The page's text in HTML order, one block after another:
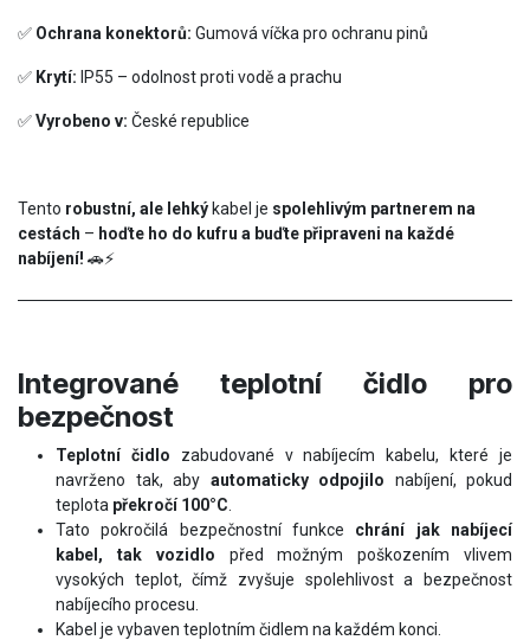
✅ Ochrana konektorů: Gumová víčka pro ochranu pinů
✅ Krytí: IP55 – odolnost proti vodě a prachu
✅Vyrobeno v: České republice
Tento robustní, ale lehký kabel je spolehlivým partnerem na
cestách – hoďte ho do kufru a buďte připraveni na každé
nabíjení! 🚗⚡
Integrované teplotní čidlo pro
bezpečnost
Teplotní čidlo zabudované v nabíjecím kabelu, které je
navrženo tak, aby automaticky odpojilo nabíjení, pokud
teplota překročí 100°C
Tato pokročilá bezpečnostní funkce chrání jak nabíjecí
kabel, tak vozidlo před možným poškozením vlivem
vysokých teplot, čímž zvyšuje spolehlivost a bezpečnost
nabíjecího procesu.
Kabel je vybaven teplotním čidlem na každém konci.